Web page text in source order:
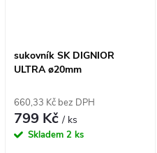
sukovník SK DIGNIOR
ULTRA ø20mm
660,33 Kč bez DPH
799 Kč/ ks
Skladem 2 ks